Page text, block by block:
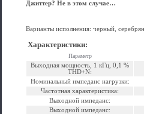
Джиттер? Не в этом случае…
Варианты исполнения: черный,
Характеристики:
Параметр
Выходная мощность, 1 кГц, 0,1 %
THD+N:
Номинальный импеданс нагрузки:
Частотная характеристика:
Выходной импеданс:
Выходной импеданс: